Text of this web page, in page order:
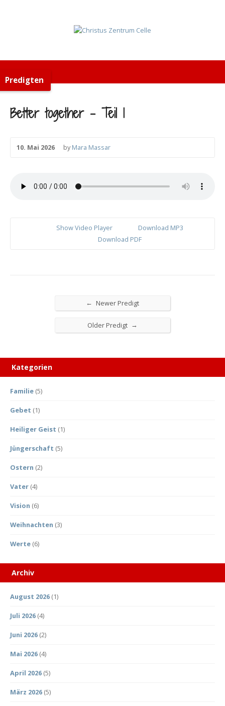
Predigten
Better together – Teil 1
10. Mai 2026 byMara Massar
Show Video Player
Download MP3
Download PDF
← Newer Predigt
Older Predigt →
Kategorien
Familie (5)
Gebet (1)
Heiliger Geist (1)
Jüngerschaft (5)
Ostern (2)
Vater (4)
Vision (6)
Weihnachten (3)
Werte (6)
Archiv
August 2026 (1)
Juli 2026 (4)
Juni 2026 (2)
Mai 2026 (4)
April 2026 (5)
März 2026 (5)